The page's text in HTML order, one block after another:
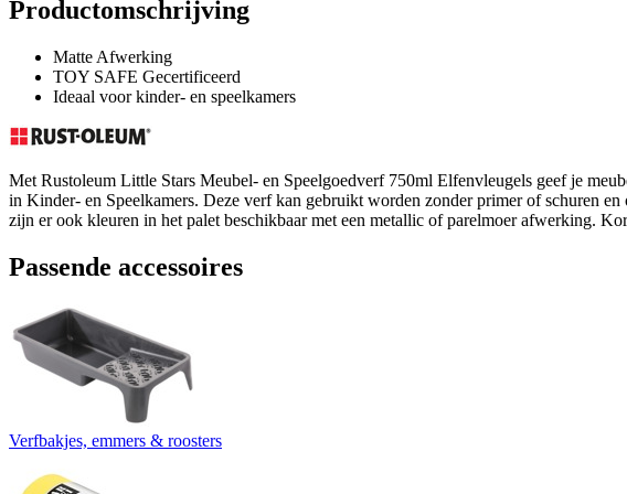
Productomschrijving
Matte Afwerking
TOY SAFE Gecertificeerd
Ideaal voor kinder- en speelkamers
Met Rustoleum Little Stars Meubel- en Speelgoedverf 750ml Elfenvleugels geef je
in Kinder- en Speelkamers. Deze verf kan gebruikt worden zonder primer of schuren
zijn er ook kleuren in het palet beschikbaar met een metallic of parelmoer afwerking.
Passende accessoires
Verfbakjes, emmers & roosters